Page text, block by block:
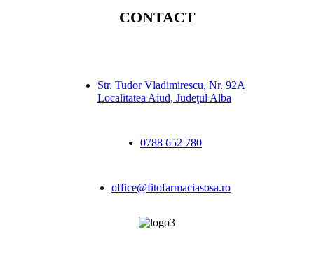
CONTACT
Str. Tudor Vladimirescu, Nr. 92A
Localitatea Aiud, Judeţul Alba
0788 652 780
office@fitofarmaciasosa.ro